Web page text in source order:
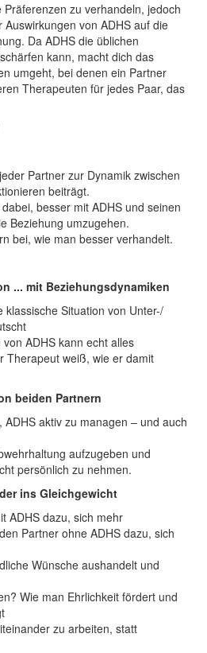
zu verhandeln, jedoch
von ADHS auf die
Da ADHS die üblichen
kann, macht dich das
umgeht, bei denen ein Partner
Therapeuten für jedes Paar, das
Partner zur Dynamik zwischen
beiträgt.
besser mit ADHS und seinen
Beziehung umzugehen.
bei, wie man besser verhandelt.
... mit Beziehungsdynamiken
klassische Situation von Unter-/
ADHS kann echt alles
Therapeut weiß, wie er damit
beiden Partnern
ADHS aktiv zu managen – und auch
aufzugeben und
persönlich zu nehmen.
ins Gleichgewicht
ADHS dazu, sich mehr
Partner ohne ADHS dazu, sich
Wünsche aushandelt und
Wie man Ehrlichkeit fördert und
zu arbeiten, statt